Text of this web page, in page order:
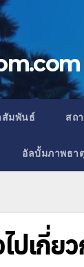
สัมพันธ์ สถ
อัลบั้มภาพธา
ปเกี่ย